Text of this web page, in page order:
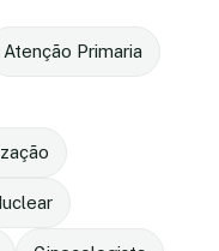
Atenção Primaria